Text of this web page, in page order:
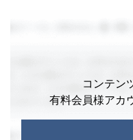
コンテン
有料会員様アカ